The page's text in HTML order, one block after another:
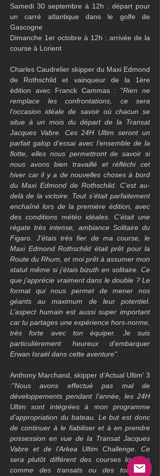
Samedi 30 septembre à 12h : départ pour
un carré atlantique dans le golfe de
Gascogne
Dimanche 1er octobre à 12h : arrivée de la
course à Lorient
Charles Caudrelier skipper du Maxi Edmond
de Rothschild et vainqueur de la 1ère
édition avec Franck Cammas : "Rien ne
remplace les confrontations, ce sera
l’occasion idéale de savoir où chacun se
situe à un mois du départ de la Transat
Jacques Vabre. Ces 24H Ultim seront un
parfait galop d’essai avec l’ensemble de la
flotte, elles nous permettront de savoir si
nous avons bien travaillé et réfléchi cet
hiver car il y a de nouvelles choses à bord
du Maxi Edmond de Rothschild. C’est au-
delà de la victoire. Tout s’était parfaitement
enchaîné lors de la première édition, avec
des conditions météo idéales. C’était une
régate très intense, ambiance Solitaire du
Figaro. J’étais très fier de ma course, le
Maxi Edmond Rothschild était prêt pour la
Route du Rhum, et moi prêt à assumer mon
statut même si j’étais bizuth en solitaire. Ce
que j’apprécie vraiment dans le double ? Le
format qui nous permet de mener nos
géants au maximum de leur potentiel.
L’aspect humain est aussi super important
car tu partages une expérience hors-norme,
très forte avec ton équiper. Je suis
particulièrement heureux d’embarquer
Erwan Israël dans cette aventure".
Anthony Marchand, skipper d'Actual Ultim' 3
:"Nous avons effectué pas mal de
développements pendant l’année, les 24H
Ultim sont intégrées à mon programme
d’appropriation du bateau. Le but est donc
de continuer à le fiabiliser et à en prendre
possession en vue de la Transat Jacques
Vabre et de l’Arkea Ultim Challenge. Ce
sera plutôt différent des courses longues
comme des transats ou des tours du